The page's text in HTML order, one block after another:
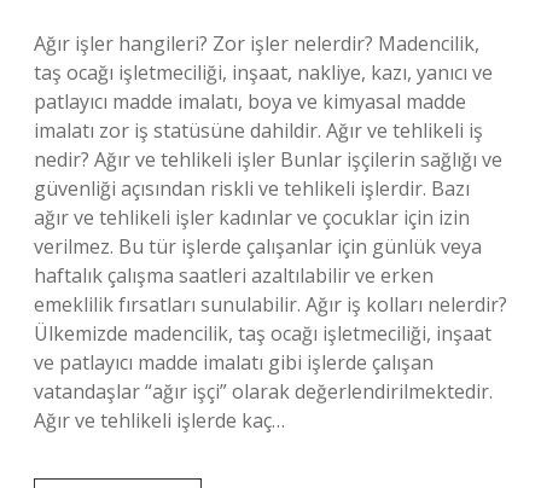
Ağır işler hangileri? Zor işler nelerdir? Madencilik,
taş ocağı işletmeciliği, inşaat, nakliye, kazı, yanıcı ve
patlayıcı madde imalatı, boya ve kimyasal madde
imalatı zor iş statüsüne dahildir. Ağır ve tehlikeli iş
nedir? Ağır ve tehlikeli işler Bunlar işçilerin sağlığı ve
güvenliği açısından riskli ve tehlikeli işlerdir. Bazı
ağır ve tehlikeli işler kadınlar ve çocuklar için izin
verilmez. Bu tür işlerde çalışanlar için günlük veya
haftalık çalışma saatleri azaltılabilir ve erken
emeklilik fırsatları sunulabilir. Ağır iş kolları nelerdir?
Ülkemizde madencilik, taş ocağı işletmeciliği, inşaat
ve patlayıcı madde imalatı gibi işlerde çalışan
vatandaşlar “ağır işçi” olarak değerlendirilmektedir.
Ağır ve tehlikeli işlerde kaç…